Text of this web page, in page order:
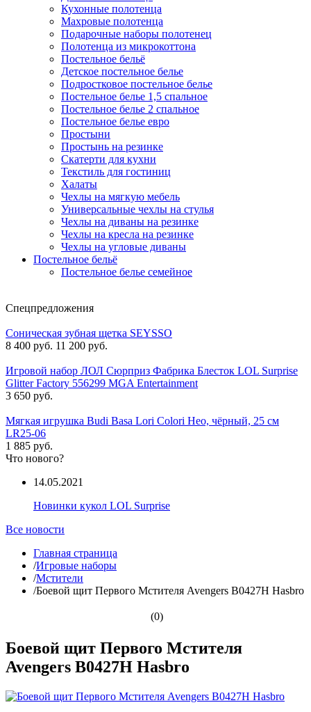
Кухонные полотенца
Махровые полотенца
Подарочные наборы полотенец
Полотенца из микрокоттона
Постельное бельё
Детское постельное белье
Подростковое постельное белье
Постельное белье 1,5 спальное
Постельное белье 2 спальное
Постельное белье евро
Простыни
Простынь на резинке
Скатерти для кухни
Текстиль для гостиниц
Халаты
Чехлы на мягкую мебель
Универсальные чехлы на стулья
Чехлы на диваны на резинке
Чехлы на кресла на резинке
Чехлы на угловые диваны
Постельное бельё
Постельное белье семейное
Спецпредложения
Соническая зубная щетка SEYSSO
8 400 руб. 11 200 руб.
Игровой набор ЛОЛ Сюрприз Фабрика Блесток LOL Surprise
Glitter Factory 556299 MGA Entertainment
3 650 руб.
Мягкая игрушка Budi Basa Lori Colori Нео, чёрный, 25 см
LR25-06
1 885 руб.
Что нового?
14.05.2021
Новинки кукол LOL Surprise
Все новости
Главная страница
/Игровые наборы
/Мстители
/Боевой щит Первого Мстителя Avengers B0427H Hasbro
(0)
Боевой щит Первого Мстителя
Avengers B0427H Hasbro